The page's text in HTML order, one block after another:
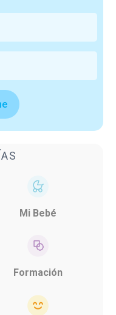
Mi Bebé
Formación